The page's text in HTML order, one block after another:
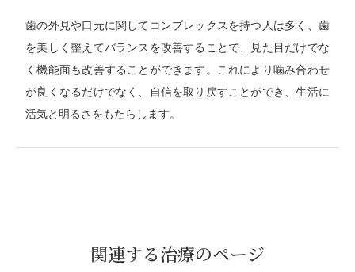
歯の外見や口元に関してコンプレックスを持つ人は多く、歯
を美しく整えてバランスを改善することで、見た目だけでな
く機能面も改善することができます。これにより噛み合わせ
が良くなるだけでなく、自信を取り戻すことができ、生活に
活気と明るさをもたらします。
関連する治療のページ